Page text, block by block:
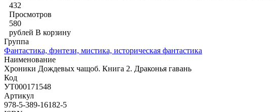
432
Просмотров
580
рублей В корзину
Группа
Фантастика, фэнтези, мистика, историческая фантастика
Наименование
Хроники Дождевых чащоб. Книга 2. Драконья гавань
Код
УТ000171548
Артикул
978-5-389-16182-5